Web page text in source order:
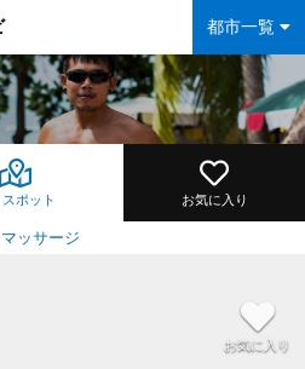
都市一覧
ポット お気に入り
ッサージ
お気に入り